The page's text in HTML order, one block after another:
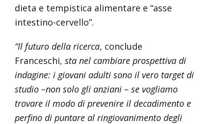
dieta e tempistica alimentare e “asse
intestino-cervello”.
“Il futuro della ricerca, conclude
Franceschi, sta nel cambiare prospettiva di
indagine: i giovani adulti sono il vero target di
studio –non solo gli anziani – se vogliamo
trovare il modo di prevenire il decadimento e
perfino di puntare al ringiovanimento degli